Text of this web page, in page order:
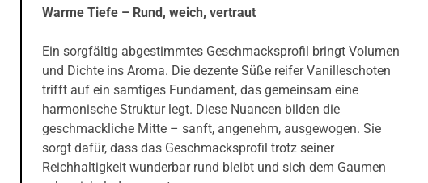
Warme Tiefe – Rund, weich, vertraut
Ein sorgfältig abgestimmtes Geschmacksprofil bringt Volumen
und Dichte ins Aroma. Die dezente Süße reifer Vanilleschoten
trifft auf ein samtiges Fundament, das gemeinsam eine
harmonische Struktur legt. Diese Nuancen bilden die
geschmackliche Mitte – sanft, angenehm, ausgewogen. Sie
sorgt dafür, dass das Geschmacksprofil trotz seiner
Reichhaltigkeit wunderbar rund bleibt und sich dem Gaumen